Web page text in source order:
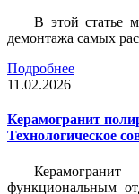
В этой статье
демонтажа самых
Подробнее
11.02.2026
Керамогранит
Технологическое
функциональным